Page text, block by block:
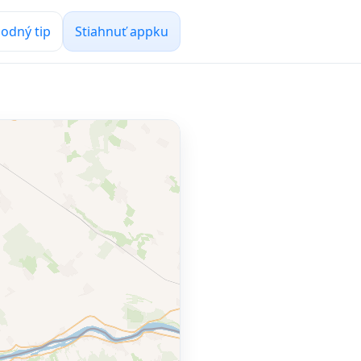
tip Stiahnuť appku